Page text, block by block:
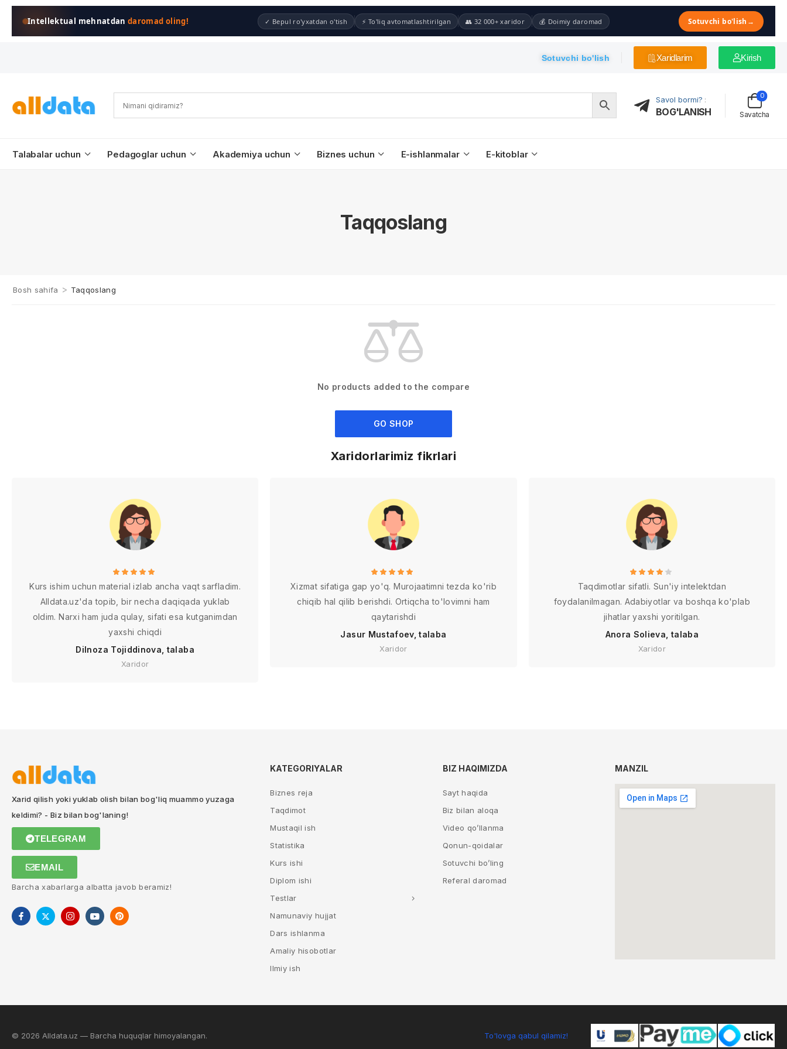
Intellektual mehnatdandaromad oling! ✓ Bepul ro'yxatdan o'tish ⚡ To'liq avtomatlashtirilgan 👥 32 000+ xaridor 💰 Doimiy daromad Sotuvchi bo'lish →
Sotuvchi bo'lish Xaridlarim Kirish
Savol bormi? :
BOG'LANISH Savatcha
0
Talabalar uchun Pedagoglar uchun Akademiya uchun Biznes uchun E-ishlanmalar E-kitoblar
Taqqoslang
Bosh sahifa > Taqqoslang
No products added to the compare
GO SHOP
Xaridorlarimiz fikrlari
Kurs ishim uchun material izlab ancha vaqt sarfladim.
Alldata.uz'da topib, bir necha daqiqada yuklab
oldim. Narxi ham juda qulay, sifati esa kutganimdan
yaxshi chiqdi
Dilnoza Tojiddinova, talaba
Xaridor
Xizmat sifatiga gap yo'q. Murojaatimni tezda ko'rib
chiqib hal qilib berishdi. Ortiqcha to'lovimni ham
qaytarishdi
Jasur Mustafoev, talaba
Xaridor
Taqdimotlar sifatli. Sun'iy intelektdan
foydalanilmagan. Adabiyotlar va boshqa ko'plab
jihatlar yaxshi yoritilgan.
Anora Solieva, talaba
Xaridor
Xarid qilish yoki yuklab olish bilan bog'liq muammo yuzaga
keldimi? - Biz bilan bog'laning!
TELEGRAM
EMAIL
Barcha xabarlarga albatta javob beramiz!
KATEGORIYALAR
Biznes reja
Taqdimot
Mustaqil ish
Statistika
Kurs ishi
Diplom ishi
Testlar
Namunaviy hujjat
Dars ishlanma
Amaliy hisobotlar
Ilmiy ish
BIZ HAQIMIZDA
Sayt haqida
Biz bilan aloqa
Video qo’llanma
Qonun-qoidalar
Sotuvchi bo’ling
Referal daromad
MANZIL
© 2026 Alldata.uz — Barcha huquqlar himoyalangan. To'lovga qabul qilamiz!